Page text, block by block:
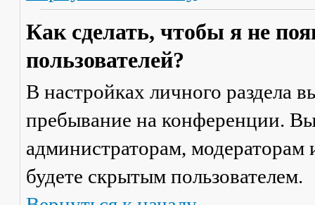
Как сделать, чтобы я не
пользователей?
В настройках личного раздела
пребывание на конференции.
администраторам,
будете скрытым пользователем.